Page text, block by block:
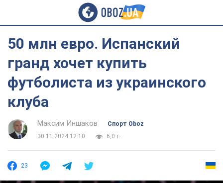
50 млн евро. Испанский
гранд хочет купить
футболиста из украинского
клуба
Максим Иншаков
Спорт Oboz
30.11.2024 12:10
6,0 т.
23